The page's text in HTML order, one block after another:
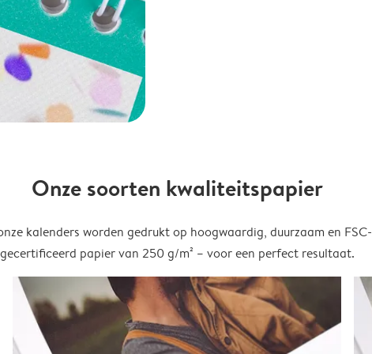
Onze soorten kwaliteitspapier
kalenders worden gedrukt op hoogwaardig, duurzaam en FSC-
gecertificeerd papier van 250 g/m² – voor een perfect resultaat.